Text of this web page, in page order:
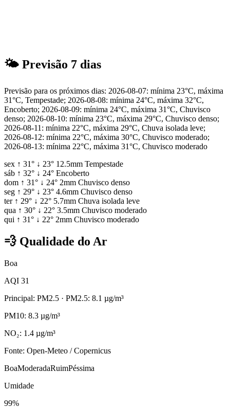
🌤 Previsão 7 dias
Previsão para os próximos dias: 2026-08-07: mínima 23°C, máxima
31°C, Tempestade; 2026-08-08: mínima 24°C, máxima 32°C,
Encoberto; 2026-08-09: mínima 24°C, máxima 31°C, Chuvisco
denso; 2026-08-10: mínima 23°C, máxima 29°C, Chuvisco denso;
2026-08-11: mínima 22°C, máxima 29°C, Chuva isolada leve;
2026-08-12: mínima 22°C, máxima 30°C, Chuvisco moderado;
2026-08-13: mínima 22°C, máxima 31°C, Chuvisco moderado
sex ↑ 31° ↓ 23° 12.5mm Tempestade
sáb ↑ 32° ↓ 24° Encoberto
dom ↑ 31° ↓ 24° 2mm Chuvisco denso
seg ↑ 29° ↓ 23° 4.6mm Chuvisco denso
ter ↑ 29° ↓ 22° 5.7mm Chuva isolada leve
qua ↑ 30° ↓ 22° 3.5mm Chuvisco moderado
qui ↑ 31° ↓ 22° 2mm Chuvisco moderado
💨 Qualidade do Ar
Boa
AQI 31
Principal: PM2.5 · PM2.5: 8.1 µg/m³
PM10: 8.3 µg/m³
NO₂: 1.4 µg/m³
Fonte: Open-Meteo / Copernicus
BoaModeradaRuimPéssima
Umidade
99%